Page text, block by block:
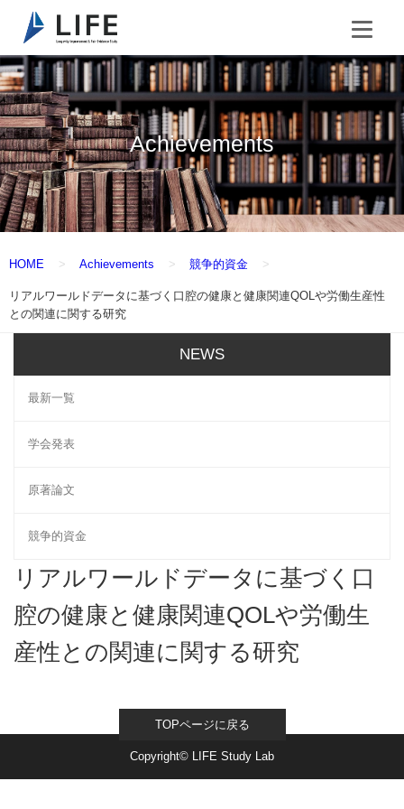
Achievements
HOME Achievements 競争的資金
リアルワールドデータに基づく口腔の健康と健康関連QOLや労働生産性
との関連に関する研究
NEWS
最新一覧
学会発表
原著論文
競争的資金
リアルワールドデータに基づく口
腔の健康と健康関連QOLや労働生
産性との関連に関する研究
TOPページに戻る
Copyright© LIFE Study Lab